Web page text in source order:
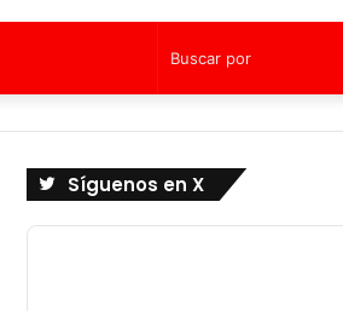
Síguenos en X